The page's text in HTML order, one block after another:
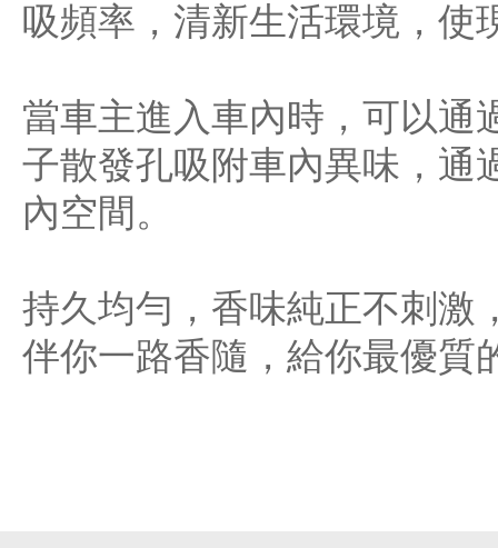
吸頻率，清新生活環境，使
當車主進入車內時，可以通
子散發孔吸附車內異味，通
內空間。
持久均勻，香味純正不刺激
伴你一路香隨，給你最優質